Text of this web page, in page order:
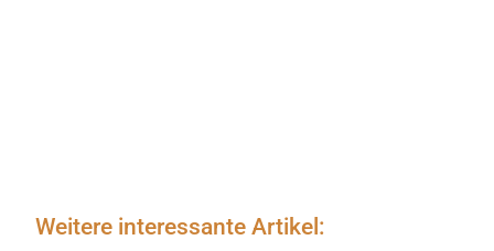
Weitere interessante Artikel: